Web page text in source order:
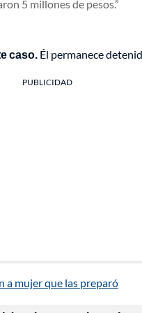
5 millones de pesos.
caso. Él permanece
PUBLICIDAD
a mujer que las preparó